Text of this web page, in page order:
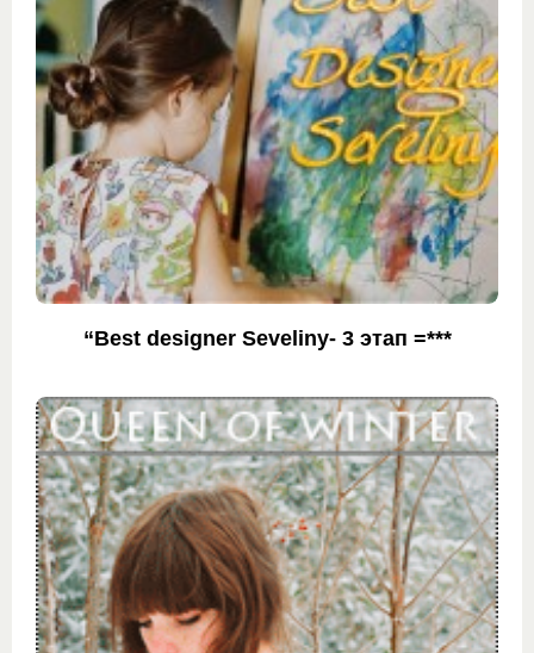
“Best designer Seveliny- 3 этап =***